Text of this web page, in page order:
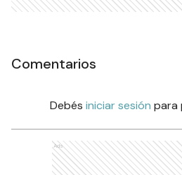
Comentarios
Debés iniciar sesión para
Ads